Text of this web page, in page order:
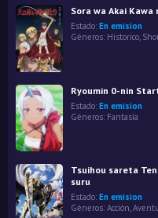
Sora wa Akai
Estado: En emision
Géneros: Historico,
Ryoumin 0-nin
Estado: En emision
Géneros: Fantasía
Tsuihou sareta
suru
Estado: En emision
Géneros: Acción,